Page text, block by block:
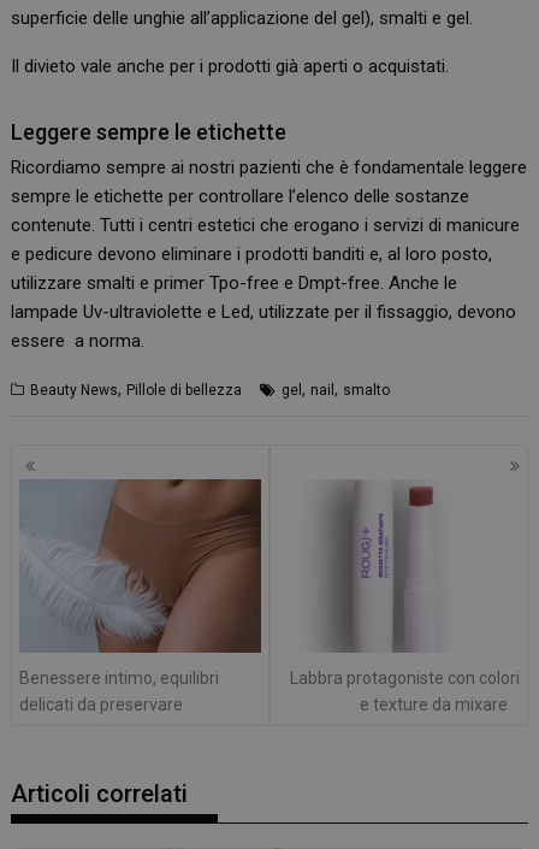
superficie delle unghie all’applicazione del gel), smalti e gel.
Il divieto vale anche per i prodotti già aperti o acquistati.
Leggere sempre le etichette
Ricordiamo sempre ai nostri pazienti che è fondamentale leggere
sempre le etichette per controllare l’elenco delle sostanze
contenute. Tutti i centri estetici che erogano i servizi di manicure
e pedicure devono eliminare i prodotti banditi e, al loro posto,
utilizzare smalti e primer Tpo-free e Dmpt-free. Anche le
lampade Uv-ultraviolette e Led, utilizzate per il fissaggio, devono
essere a norma.
Beauty News, Pillole di bellezza gel, nail, smalto
Navigazione
articoli
Benessere intimo, equilibri
delicati da preservare
Labbra protagoniste con colori
e texture da mixare
Articoli correlati